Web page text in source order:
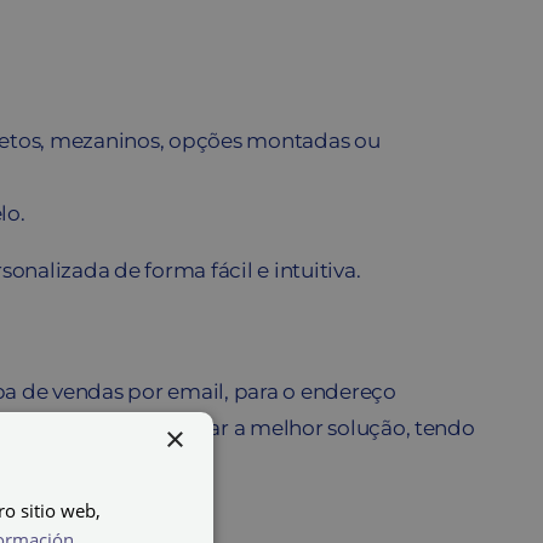
mezaninos, opções montadas ou
de forma fácil e intuitiva.
de vendas por email, para o endereço
e ajudar a encontrar a melhor solução, tendo
×
sitio web,